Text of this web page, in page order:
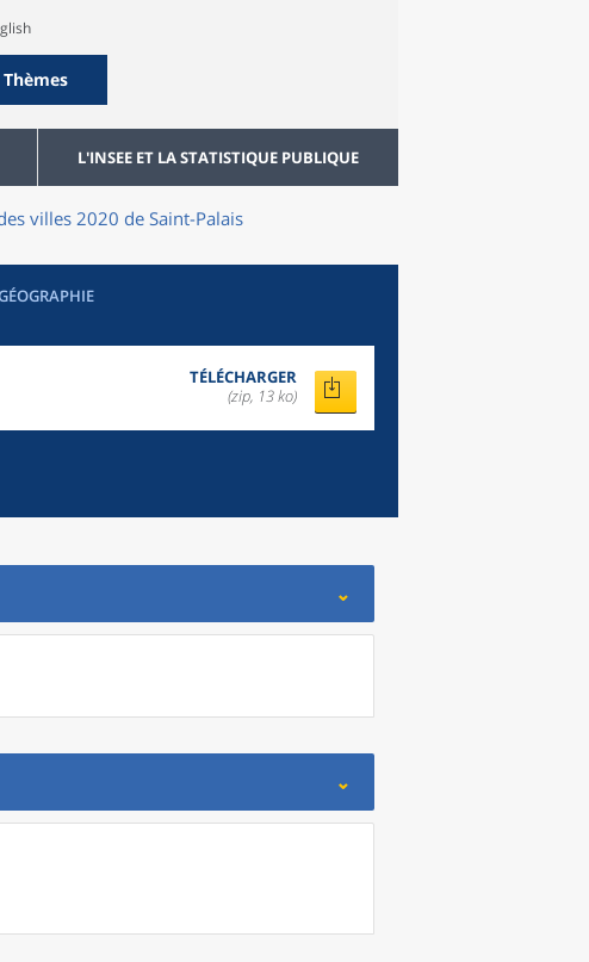
Thèmes
L'INSEE ET LA STATISTIQUE PUBLIQUE
villes 2020 de Saint-Palais
TÉLÉCHARGER
(zip, 13 ko)